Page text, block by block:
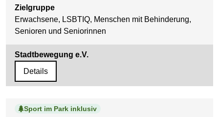
Zielgruppe
Erwachsene, LSBTIQ, Menschen mit Behinderung,
Senioren und Seniorinnen
Stadtbewegung e.V.
Details
Sport im Park inklusiv